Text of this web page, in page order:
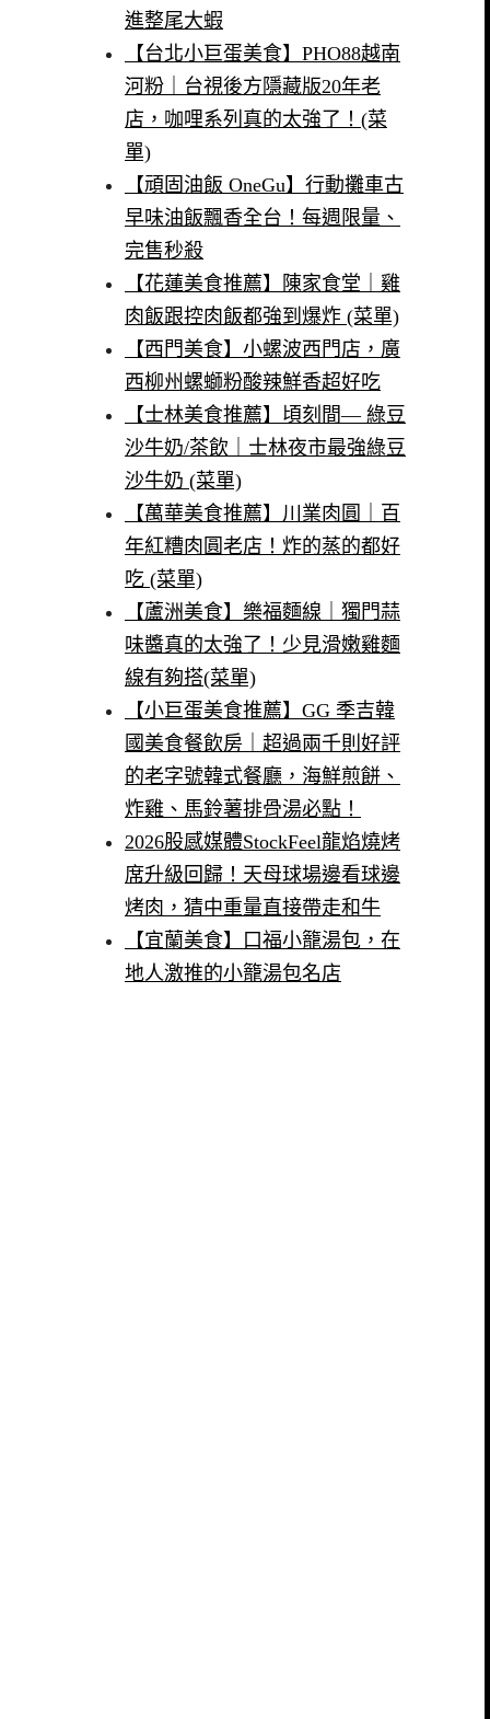
進整尾大蝦
【台北小巨蛋美食】PHO88越南
河粉｜台視後方隱藏版20年老
店，咖哩系列真的太強了！(菜
單)
【頑固油飯 OneGu】行動攤車古
早味油飯飄香全台！每週限量、
完售秒殺
【花蓮美食推薦】陳家食堂｜雞
肉飯跟控肉飯都強到爆炸 (菜單)
【西門美食】小螺波西門店，廣
西柳州螺螄粉酸辣鮮香超好吃
【士林美食推薦】頃刻間— 綠豆
沙牛奶/茶飲｜士林夜市最強綠豆
沙牛奶 (菜單)
【萬華美食推薦】川業肉圓｜百
年紅糟肉圓老店！炸的蒸的都好
吃 (菜單)
【蘆洲美食】樂福麵線｜獨門蒜
味醬真的太強了！少見滑嫩雞麵
線有夠搭(菜單)
【小巨蛋美食推薦】GG 季吉韓
國美食餐飲房｜超過兩千則好評
的老字號韓式餐廳，海鮮煎餅、
炸雞、馬鈴薯排骨湯必點！
2026股感媒體StockFeel龍焰燒烤
席升級回歸！天母球場邊看球邊
烤肉，猜中重量直接帶走和牛
【宜蘭美食】口福小籠湯包，在
地人激推的小籠湯包名店